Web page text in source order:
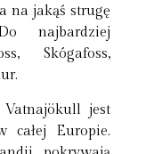
na jakąś strugę
najbardziej
Skógafoss,
jest
całej Europie.